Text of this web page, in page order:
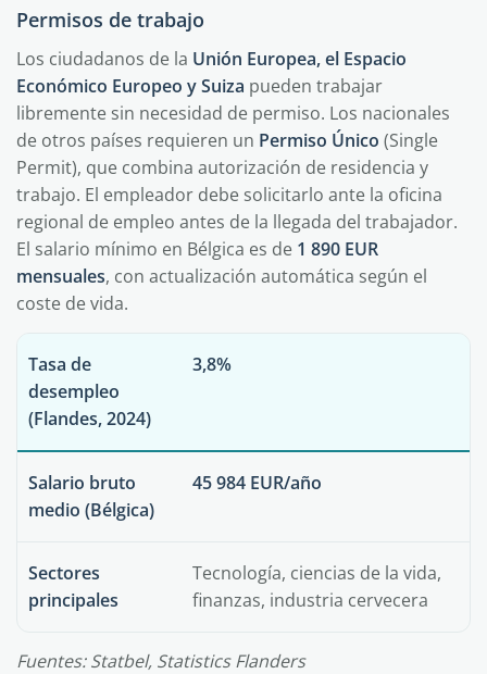
Permisos de trabajo
Los ciudadanos de la Unión Europea, el Espacio
Económico Europeo y Suiza pueden trabajar
libremente sin necesidad de permiso. Los nacionales
de otros países requieren un Permiso Único (Single
Permit), que combina autorización de residencia y
trabajo. El empleador debe solicitarlo ante la oficina
regional de empleo antes de la llegada del trabajador.
El salario mínimo en Bélgica es de 1 890 EUR
mensuales, con actualización automática según el
coste de vida.
Tasa de
desempleo
(Flandes, 2024)
3,8%
Salario bruto
medio (Bélgica)
45 984 EUR/año
Sectores
principales
Tecnología, ciencias de la vida,
finanzas, industria cervecera
Fuentes: Statbel, Statistics Flanders